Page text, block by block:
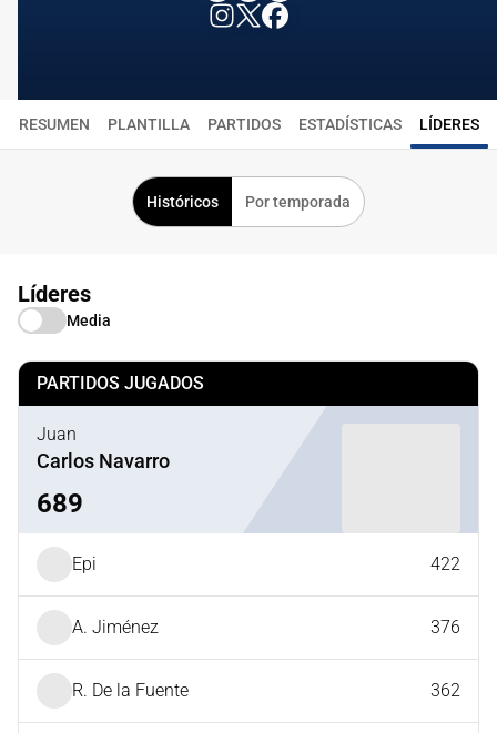
RESUMEN PLANTILLA PARTIDOS ESTADÍSTICAS LÍDERES
Históricos Por temporada
Líderes
Media
PARTIDOS JUGADOS
Juan
Carlos Navarro
689
Epi 422
A. Jiménez 376
R. De la Fuente 362